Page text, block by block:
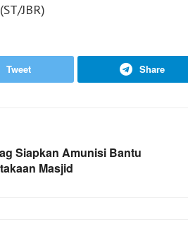
JBR)
Tweet Share
Siapkan Amunisi Bantu
Masjid